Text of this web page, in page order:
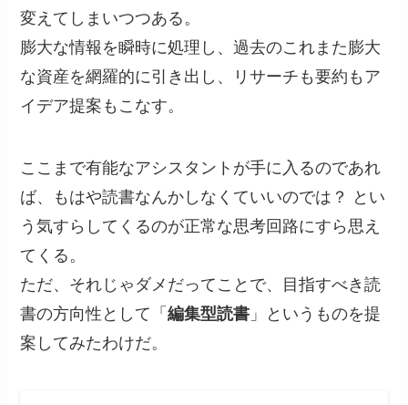
変えてしまいつつある。
膨大な情報を瞬時に処理し、過去のこれまた膨大
な資産を網羅的に引き出し、リサーチも要約もア
イデア提案もこなす。
ここまで有能なアシスタントが手に入るのであれ
ば、もはや読書なんかしなくていいのでは？ とい
う気すらしてくるのが正常な思考回路にすら思え
てくる。
ただ、それじゃダメだってことで、目指すべき読
書の方向性として「編集型読書 」というものを提
案してみたわけだ。